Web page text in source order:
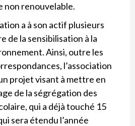
non renouvelable.
a à son actif plusieurs
de la sensibilisation à la
Ainsi, outre les
l’association
projet visant à mettre en
de la ségrégation des
qui a déjà touché 15
sera étendu l’année